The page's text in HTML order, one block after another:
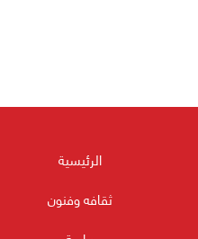
الرئيسية
ثقافه وفنون